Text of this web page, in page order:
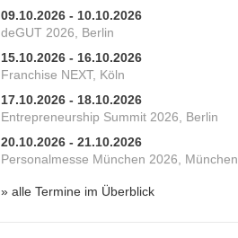
09.10.2026 - 10.10.2026
deGUT 2026, Berlin
15.10.2026 - 16.10.2026
Franchise NEXT, Köln
17.10.2026 - 18.10.2026
Entrepreneurship Summit 2026, Berlin
20.10.2026 - 21.10.2026
Personalmesse München 2026, München
» alle Termine im Überblick